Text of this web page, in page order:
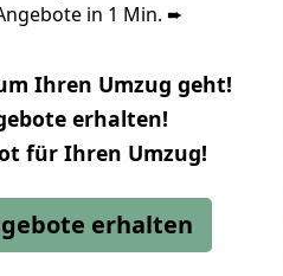
in 1 Min. ➨
Ihren Umzug geht!
erhalten!
für Ihren Umzug!
erhalten